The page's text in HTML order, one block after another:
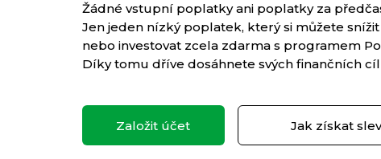
Žádné vstupní poplatky ani poplatky za
Jen jeden nízký poplatek, který si můžete snížit
nebo investovat zcela zdarma s programem
Díky tomu dříve dosáhnete svých finančních
Založit účet Jak získat